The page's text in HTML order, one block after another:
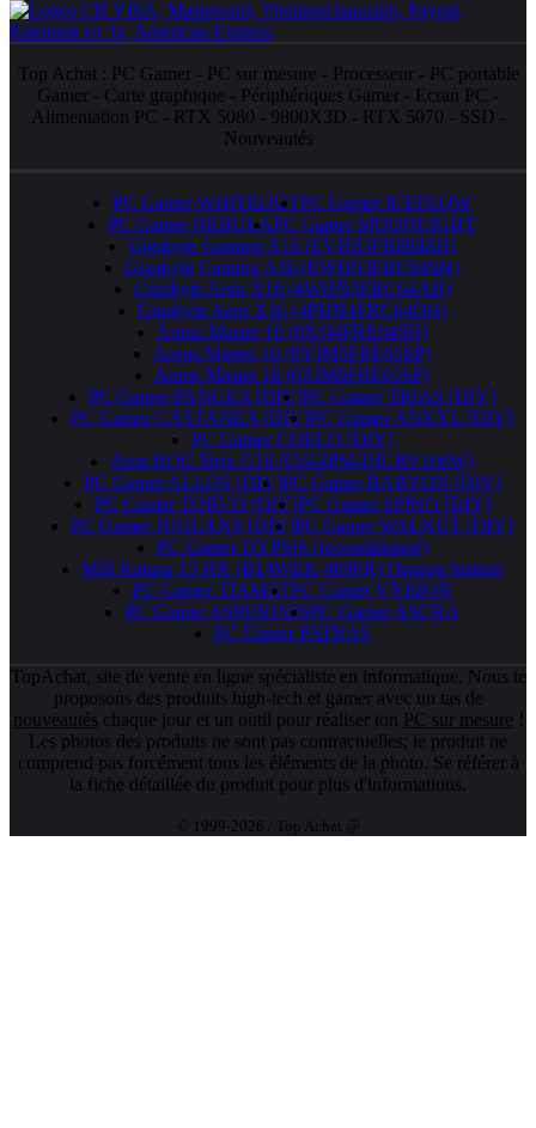
Top Achat : PC Gamer- PC sur mesure - Processeur- PC portable
Gamer - Carte graphique - Périphériques Gamer - Ecran PC -
Alimentation PC - RTX 5080 - 9800X3D - RTX 5070 - SSD -
Nouveautés
PC Gamer WHITEOUTPC Gamer ICEFLOW
PC Gamer NEBULAPC Gamer MOONLIGHT
Gigabyte Gaming A16 (EVHS3FR894SH)
Gigabyte Gaming A16 (EWHS3FRC94SH)
Gigabyte Aero X16 (4WHN3FRC64AH)
Gigabyte Aero X16 (4PHN4FRC64DH)
Aorus Master 16 (8XJJ4FRE64SH)
Aorus Master 16 (6YJM5FRE65SP)
Aorus Master 16 (6ZJM6FRE65SP)
PC Gamer PANGEA [DIY]PC Gamer TRIAS [DIY]
PC Gamer CASTANEA [DIY]PC Gamer ANKYL [DIY]
PC Gamer COELO [DIY]
Asus ROG Strix G16 (G614PM-DICRV106W)
PC Gamer ALLOS [DIY]PC Gamer BARYON [DIY]
PC Gamer TORVO [DIY]PC Gamer SPINO [DIY]
PC Gamer JUGLANS [DIY]PC Gamer WALNUT [DIY]
PC Gamer DYPSIS (reconditionné)
MSI Katana 15 HX (B14WEK-409FR) Dragon Station
PC Gamer TIAMATPC Gamer VYRION
PC Gamer ASPENDOSPC Gamer ASCRA
PC Gamer PATRAS
TopAchat, site de vente en ligne spécialiste en informatique. Nous te
proposons des produits high-tech et gamer avec un tas de
nouveautés chaque jour et un outil pour réaliser ton PC sur mesure !
Les photos des produits ne sont pas contractuelles; le produit ne
comprend pas forcément tous les éléments de la photo. Se référer à
la fiche détaillée du produit pour plus d'informations.
© 1999-2026 / Top Achat @